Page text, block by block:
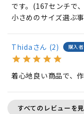
です。(167センチで
小さめのサイズ選ぶ
Thida 2 購入者
着心地良い商品で、
すべてのレビューを